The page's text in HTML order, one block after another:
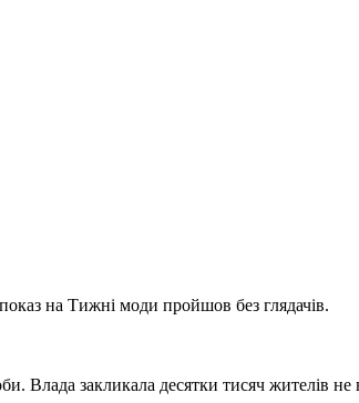
на Тижні моди пройшов без глядачів.
Влада закликала десятки тисяч жителів